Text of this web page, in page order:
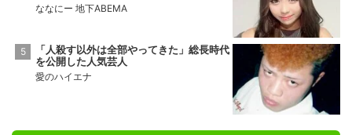
ななにー 地下ABEMA
「人殺す以外は全部やってきた」総長時代
を公開した人気芸人
愛のハイエナ